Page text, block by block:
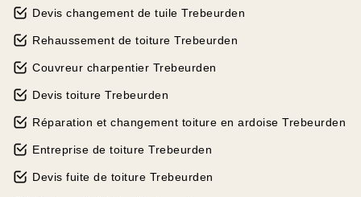
Devis changement de tuile Trebeurden
Rehaussement de toiture Trebeurden
Couvreur charpentier Trebeurden
Devis toiture Trebeurden
Réparation et changement toiture en ardoise Trebeurden
Entreprise de toiture Trebeurden
Devis fuite de toiture Trebeurden